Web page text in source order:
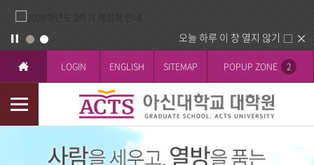
오늘 하루 이 창 열지 않기
LOGIN ENGLISH SITEMAP POPUP ZONE 2
모
바